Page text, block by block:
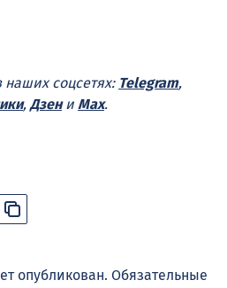
наших соцсетях: Telegram,
, Дзени Max.
опубликован. Обязательные